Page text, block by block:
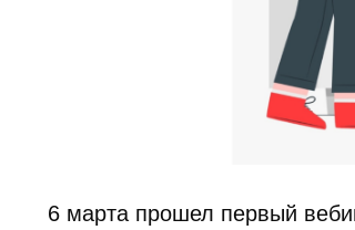
6 марта прошел первый